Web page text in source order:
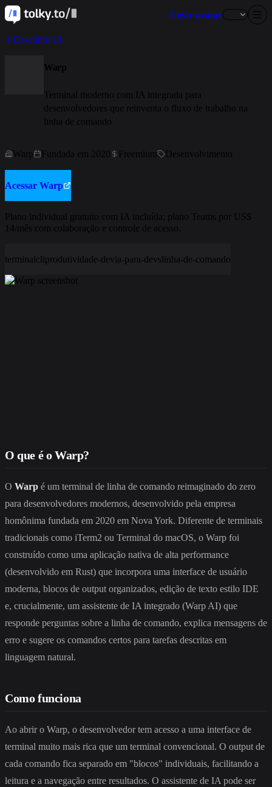
Criar avatar
Descobrir IA
Warp
Terminal moderno com IA integrada para
desenvolvedores que reinventa o fluxo de trabalho na
linha de comando
Warp Fundada em 2020 Freemium Desenvolvimento
Acessar Warp
Plano individual gratuito com IA incluída; plano Teams por US$
14/mês com colaboração e controle de acesso.
terminalcliprodutividade-devia-para-devslinha-de-comando
O que é o Warp?
O Warp é um terminal de linha de comando reimaginado do zero
para desenvolvedores modernos, desenvolvido pela empresa
homônima fundada em 2020 em Nova York. Diferente de terminais
tradicionais como iTerm2 ou Terminal do macOS, o Warp foi
construído como uma aplicação nativa de alta performance
(desenvolvido em Rust) que incorpora uma interface de usuário
moderna, blocos de output organizados, edição de texto estilo IDE
e, crucialmente, um assistente de IA integrado (Warp AI) que
responde perguntas sobre a linha de comando, explica mensagens de
erro e sugere os comandos certos para tarefas descritas em
linguagem natural.
Como funciona
Ao abrir o Warp, o desenvolvedor tem acesso a uma interface de
terminal muito mais rica que um terminal convencional. O output de
cada comando fica separado em "blocos" individuais, facilitando a
leitura e a navegação entre resultados. O assistente de IA pode ser